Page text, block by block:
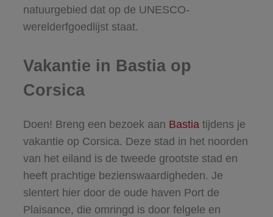
natuurgebied dat op de UNESCO-
werelderfgoedlijst staat.
Vakantie in Bastia op
Corsica
Doen! Breng een bezoek aan Bastiatijdens je
vakantie op Corsica. Deze stad in het noorden
van het eiland is de tweede grootste stad en
heeft prachtige bezienswaardigheden. Je
slentert hier door de oude haven Port de
Plaisance, die omringd is door felgele en